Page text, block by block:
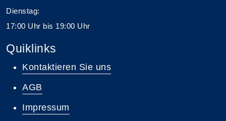
Dienstag:
17:00 Uhr bis 19:00 Uhr
Quiklinks
Kontaktieren Sie uns
AGB
Impressum